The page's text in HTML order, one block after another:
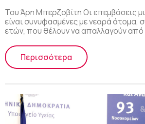
Του Άρη Μπερζοβίτη Οι επεμβάσεις
είναι συνυφασμένες με νεαρά άτομα,
ετών, που θέλουν να απαλλαγούν από
Περισσότερα